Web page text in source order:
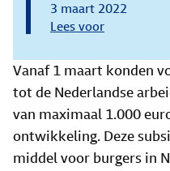
3 maart 2022
Lees voor
Vanaf 1 maart konden
tot de Nederlandse
van maximaal 1.000
ontwikkeling. Deze
middel voor burgers in